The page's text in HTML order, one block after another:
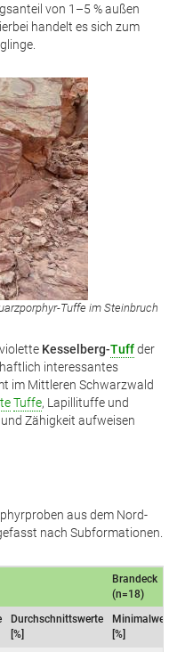
von 1–5 % außen
handelt es sich zum
Tuffe im Steinbruch
Kesselberg-Tuffder
interessantes
im Mittleren Schwarzwald
Tuffe, Lapillituffe und
Zähigkeit aufweisen
aus dem Nord-
nach Subformationen.
Brandeck
(n=18)
Durchschnittswerte
[%]
Minimalwerte
[%]